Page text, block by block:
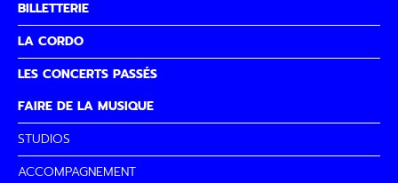
BILLETTERIE
LA CORDO
LES CONCERTS PASSÉS
FAIRE DE LA MUSIQUE
STUDIOS
ACCOMPAGNEMENT